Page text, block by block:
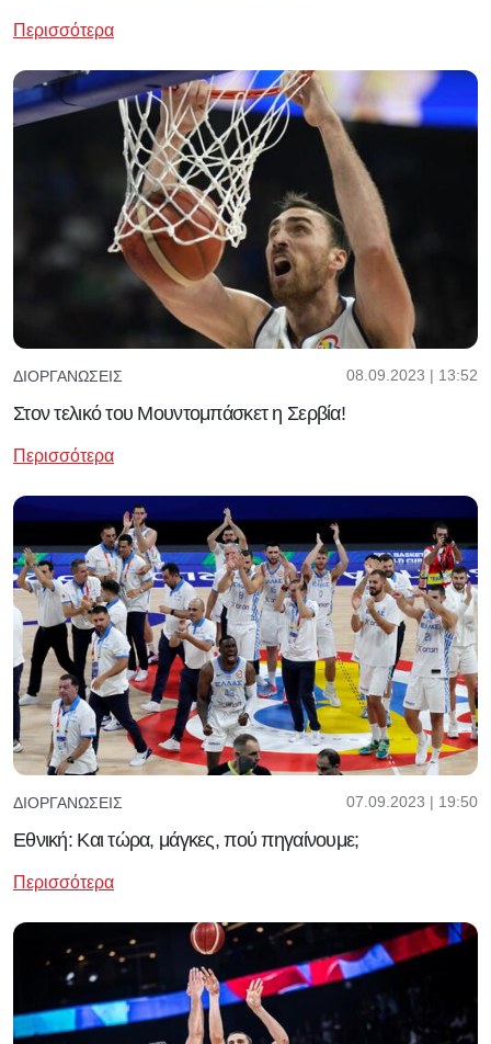
Περισσότερα
ΔΙΟΡΓΑΝΏΣΕΙΣ 08.09.2023 | 13:52
Στον τελικό του Μουντομπάσκετ η Σερβία!
Περισσότερα
ΔΙΟΡΓΑΝΏΣΕΙΣ 07.09.2023 | 19:50
Εθνική: Και τώρα, μάγκες, πού πηγαίνουμε;
Περισσότερα